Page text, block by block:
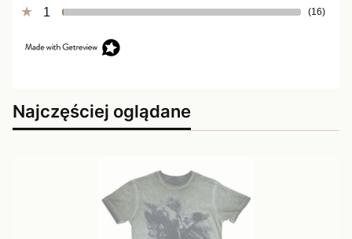
1 (16)
Najczęściej oglądane